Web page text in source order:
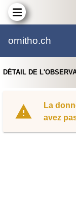
ornitho.ch
DÉTAIL DE
La
avez